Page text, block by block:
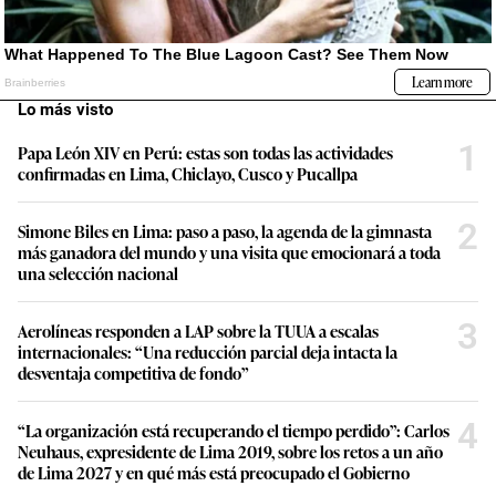
Lo más visto
Papa León XIV en Perú: estas son todas las actividades
confirmadas en Lima, Chiclayo, Cusco y Pucallpa
1
Simone Biles en Lima: paso a paso, la agenda de la gimnasta
más ganadora del mundo y una visita que emocionará a toda
una selección nacional
2
Aerolíneas responden a LAP sobre la TUUA a escalas
internacionales: “Una reducción parcial deja intacta la
desventaja competitiva de fondo”
3
“La organización está recuperando el tiempo perdido”: Carlos
Neuhaus, expresidente de Lima 2019, sobre los retos a un año
de Lima 2027 y en qué más está preocupado el Gobierno
4